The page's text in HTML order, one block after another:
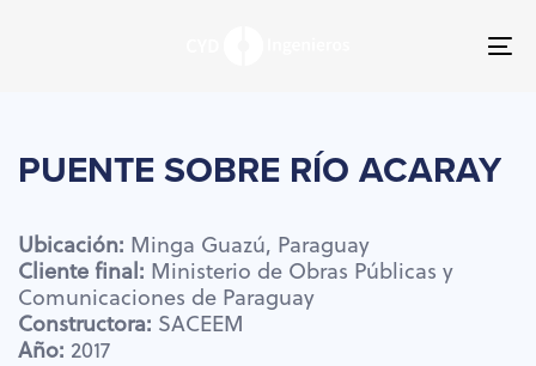
content
PUENTE SOBRE RÍO ACARAY
Ubicación: Minga Guazú, Paraguay
Clientefinal: Ministerio de Obras Públicas y
Comunicaciones de Paraguay
Constructora: SACEEM
Año: 2017